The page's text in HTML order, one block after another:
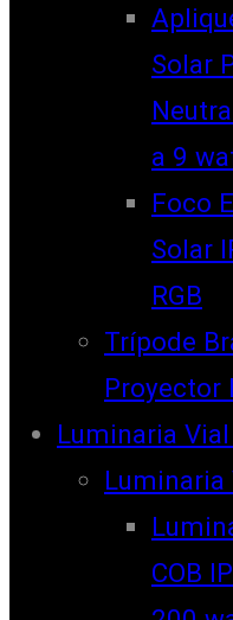
Solar
a 9
Foco
Solar
RGB
Trípode
Proyector
Luminaria Vial
Luminaria
COB